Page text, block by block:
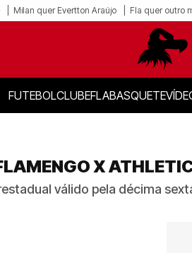
Milan quer Evertton Araújo Fla quer outro
FUTEBOLCLUBEFLABASQUETE
X
válido pela décima